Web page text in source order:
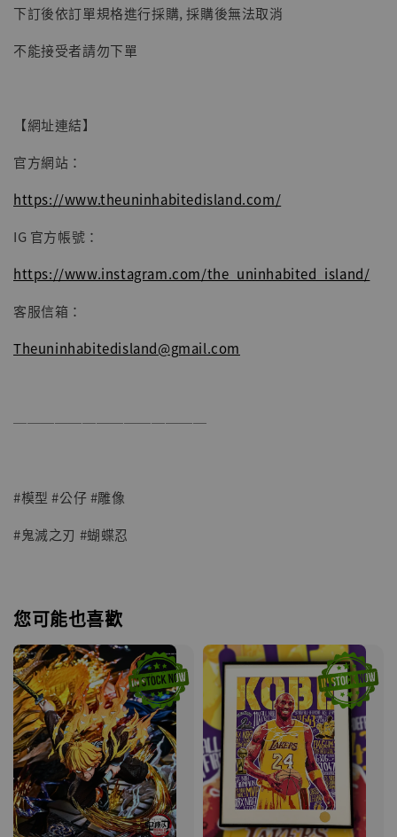
下訂後依訂單規格進行採購, 採購後無法取消
不能接受者請勿下單
【網址連結】
官方網站：
https://www.theuninhabitedisland.com/
IG 官方帳號：
https://www.instagram.com/the_uninhabited_island/
客服信箱：
Theuninhabitedisland@gmail.com
──────────────
#模型 #公仔 #雕像
#鬼滅之刃 #蝴蝶忍
您可能也喜歡